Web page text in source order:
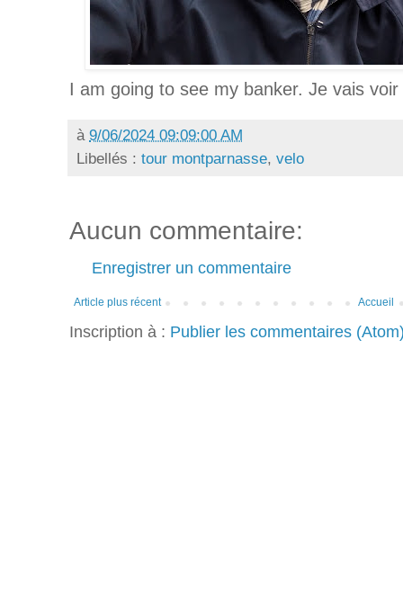
I am going to see my banker. Je vais
à 9/06/2024 09:09:00 AM
Libellés : tour montparnasse, velo
Aucun commentaire:
Enregistrer un commentaire
Article plus récent Accueil
Inscription à : Publier les commentaires